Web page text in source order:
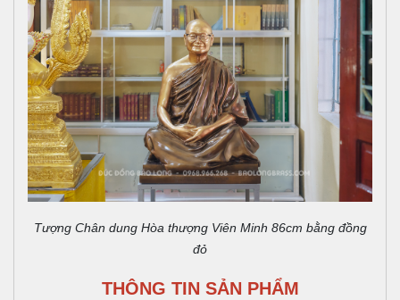
Tượng Chân dung Hòa thượng Viên Minh 86cm bằng đồng
đỏ
THÔNG TIN SẢN PHẨM